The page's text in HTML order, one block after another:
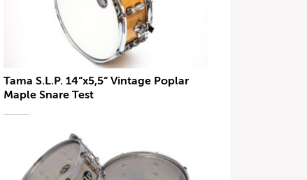
Tama S.L.P. 14“x5,5“ Vintage Poplar
Maple Snare Test